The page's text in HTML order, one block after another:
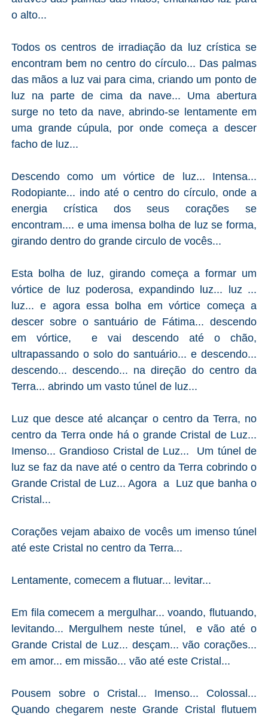
o alto...
Todos os centros de irradiação da luz crística se
encontram bem no centro do círculo... Das palmas
das mãos a luz vai para cima, criando um ponto de
luz na parte de cima da nave... Uma abertura
surge no teto da nave, abrindo-se lentamente em
uma grande cúpula, por onde começa a descer
facho de luz...
Descendo como um vórtice de luz... Intensa...
Rodopiante... indo até o centro do círculo, onde a
energia crística dos seus corações se
encontram.... e uma imensa bolha de luz se forma,
girando dentro do grande circulo de vocês...
Esta bolha de luz, girando começa a formar um
vórtice de luz poderosa, expandindo luz... luz ...
luz... e agora essa bolha em vórtice começa a
descer sobre o santuário de Fátima... descendo
em vórtice, e vai descendo até o chão,
ultrapassando o solo do santuário... e descendo...
descendo... descendo... na direção do centro da
Terra... abrindo um vasto túnel de luz...
Luz que desce até alcançar o centro da Terra, no
centro da Terra onde há o grande Cristal de Luz...
Imenso... Grandioso Cristal de Luz... Um túnel de
luz se faz da nave até o centro da Terra cobrindo o
Grande Cristal de Luz... Agora a Luz que banha o
Cristal...
Corações vejam abaixo de vocês um imenso túnel
até este Cristal no centro da Terra...
Lentamente, comecem a flutuar... levitar...
Em fila comecem a mergulhar... voando, flutuando,
levitando... Mergulhem neste túnel, e vão até o
Grande Cristal de Luz... desçam... vão corações...
em amor... em missão... vão até este Cristal...
Pousem sobre o Cristal... Imenso... Colossal...
Quando chegarem neste Grande Cristal flutuem